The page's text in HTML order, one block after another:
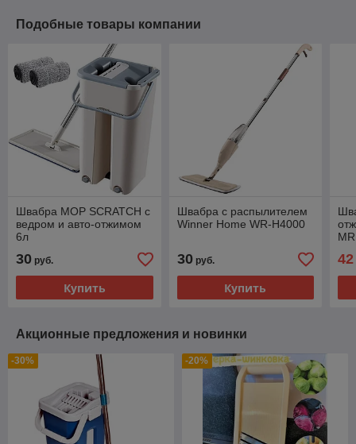
Подобные товары компании
Швабра MOP SCRATCH с
ведром и авто-отжимом
6л
30 руб.
Купить
Швабра с распылителем
Winner Home WR-H4000
30руб.
Купить
42
Акционные предложения и новинки
-30% -20%